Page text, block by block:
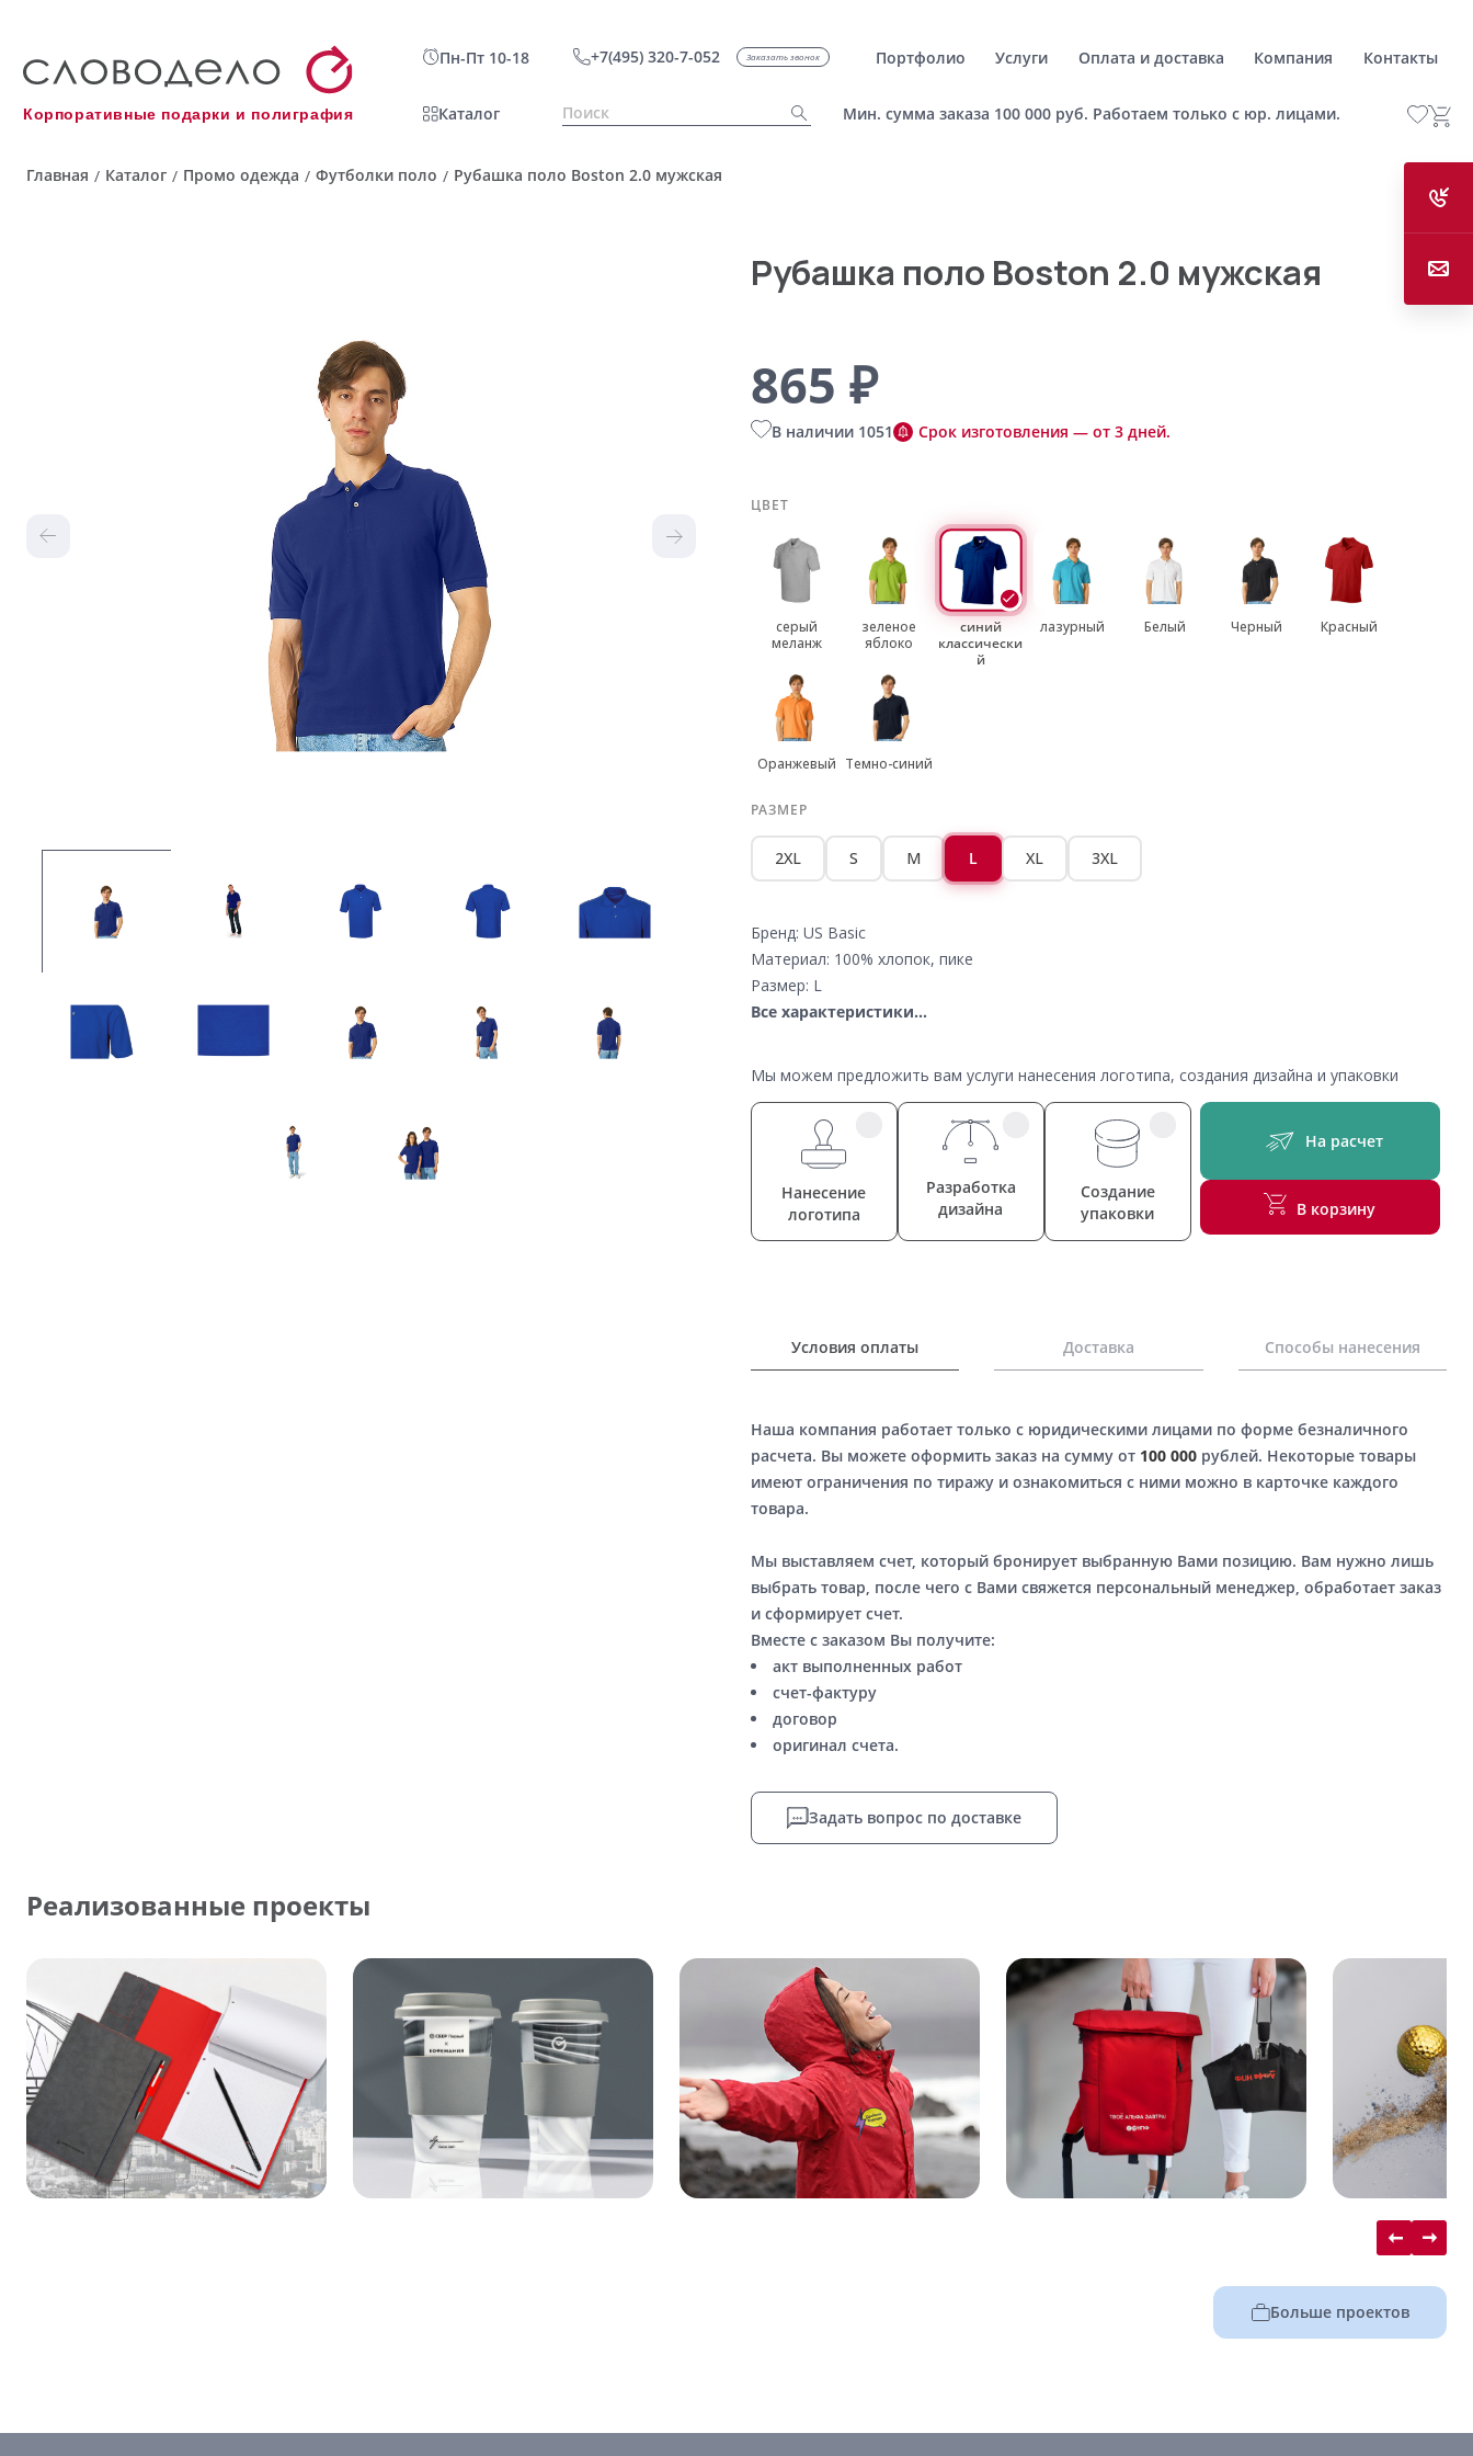
Корпоративные подарки и полиграфия
Пн-Пт 10-18 +7(495) 320-7-052 Заказать звонок Портфолио Услуги Оплата и доставка Компания Контакты
Каталог Мин. сумма заказа 100 000 руб. Работаем только с юр. лицами.
Главная / Каталог / Промо одежда / Футболки поло / Рубашка поло Boston 2.0 мужская
Рубашка поло Boston 2.0 мужская
865 ₽
В наличии 1051 Срок изготовления — от 3 дней.
ЦВЕТ
серый
меланж
зеленое
яблоко
синий
классически
й
лазурный Белый Черный Красный
Оранжевый Темно-синий
РАЗМЕР
2XL S M L XL 3XL
Бренд: US Basic
Материал: 100% хлопок, пике
Размер: L
Все характеристики...
Мы можем предложить вам услуги нанесения логотипа, создания дизайна и упаковки
Нанесение
логотипа
Разработка
дизайна
Создание
упаковки
На расчет
В корзину
Условия оплаты Доставка Способы нанесения
Наша компания работает только с юридическими лицами по форме безналичного
расчета. Вы можете оформить заказ на сумму от 100 000рублей. Некоторые товары
имеют ограничения по тиражу и ознакомиться с ними можно в карточке каждого
товара.
Мы выставляем счет, который бронирует выбранную Вами позицию. Вам нужно лишь
выбрать товар, после чего с Вами свяжется персональный менеджер, обработает заказ
и сформирует счет.
Вместе с заказом Вы получите:
акт выполненных работ
счет-фактуру
договор
оригинал счета.
Задать вопрос по доставке
Реализованные проекты
Больше проектов